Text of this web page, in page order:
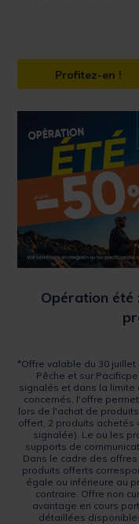
Profitez-en !
Opération été
*Offre valable du 30
Pêche et sur
signalés et dans la
concernés, l'offre
lors de l'achat de
offert, 2 produits achetés
signalée). Le ou les
supports de
Dans le cadre des offres
produits offerts
égale ou inférieure au
contraire. Offre non
avantage en cours
détaillées